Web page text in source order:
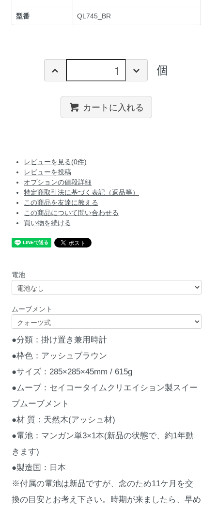
型番 QL745_BR
個
カートに入れる
レビューを見る(0件)
レビューを投稿
オプションの値段詳細
特定商取引法に基づく表記（返品等）
この商品を友達に教える
この商品について問い合わせる
買い物を続ける
電池
ムーブメント
●分類：掛け置き兼用時計
●枠色：アッシュブラウン
●サイズ：285×285×45mm / 615g
●ムーブ：セイコータイムクリエイション製スイー
プムーブメント
●材 質：天然木(アッシュ材)
●電池：マンガン単3×1本(新品の状態で、約1年動
きます)
●製造国：日本
※付属の電池は新品ですが、念のため11ケ月を交
換の目安とお考え下さい。時期が来ましたら、早め